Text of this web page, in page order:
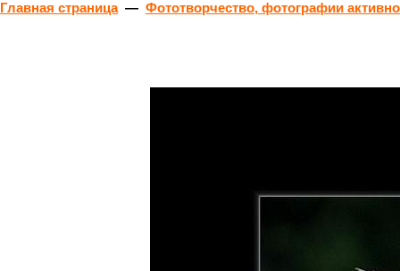
Главная страница— Фототворчество, фотографии